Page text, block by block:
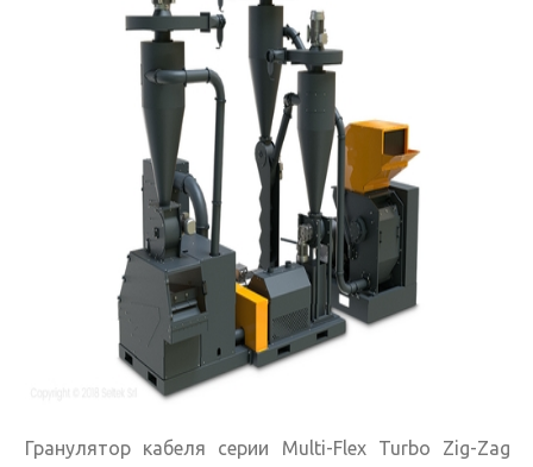
Гранулятор кабеля серии Multi-Flex Turbo Zig-Zag